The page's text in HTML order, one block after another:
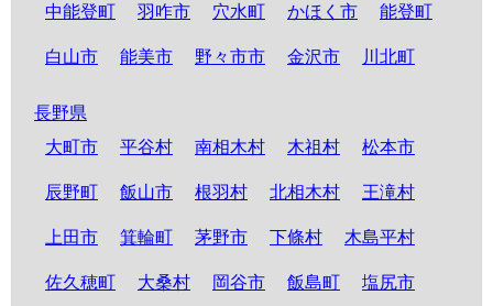
中能登町 羽咋市 穴水町 かほく市 能登町
白山市 能美市 野々市市 金沢市 川北町
長野県
大町市
平谷村 南相木村 木祖村 松本市
辰野町 飯山市 根羽村 北相木村 王滝村
上田市 箕輪町 茅野市 下條村 木島平村
佐久穂町 大桑村 岡谷市 飯島町 塩尻市